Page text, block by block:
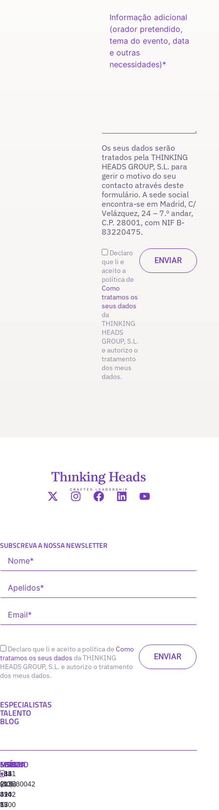
Os seus dados serão
tratados pela THINKING
HEADS GROUP, S.L. para
gerir o motivo do seu
contacto através deste
formulário. A sede social
encontra-se em Madrid, C/
Velázquez, 24 – 7.º andar,
C.P. 28001, com NIF B-
83220475.
Declaro
que li e
aceito a
política de
Como
tratamos os
seus dados
da
THINKING
HEADS
GROUP, S.L.
e autorizo o
tratamento
dos meus
dados.
SUBSCREVA A NOSSA NEWSLETTER
Declaro que li e aceito a política de Como
tratamos os seus dados da THINKING
HEADS GROUP, S.L. e autorizo o tratamento
dos meus dados.
ESPECIALISTAS
TALENTO
BLOG
MADRID
+34
91
310
77
MIAMI
+1
(305)
424
13
SEÚL
+82
(10)
8942
6800
LISBOA
‪+351
213880042